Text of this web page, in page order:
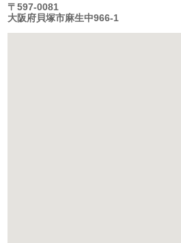
〒597-0081
大阪府貝塚市麻生中966-1